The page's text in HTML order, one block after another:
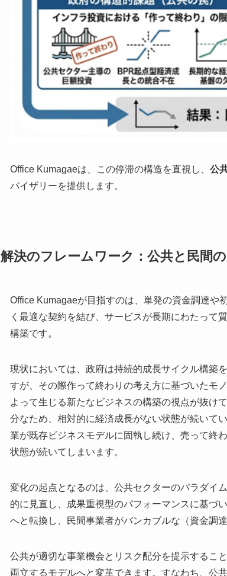
Office Kumagaeは、この停滞の構造を直視し、 公
バイザリーを提供します。
解決のフレームワーク：公共と民間
Office Kumagaeが目指すのは、単発の資金調達や
く最適な契約を結び、サービスが長期にわたって
構築です。
現状においては、政府は持続的成長サイクル構築
すが、その際作って終わりの考え方に基づいたモ
よって生じる新たなビジネスの構築の視点が抜け
分なため、相対的に経済成長がない状態が続いて
業が既存ビジネスモデルに固執し続け、売って終
状態が続いてしまいます。
変化の起点となるのは、公共セクターのパラダイ
的に見直し、成果重視型のパフォーマンスに基づ
へと転換し、民間事業者がバンカブルな（資金調
公共が適切な事業機会とリスク配分を提示するこ
両立するモデルへと変革できます。すなわち、公